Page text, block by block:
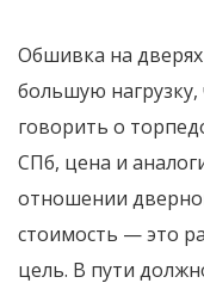
Обшивка на
большую
говорить о
СПб, цена и
отношении
стоимость — это
цель. В пути